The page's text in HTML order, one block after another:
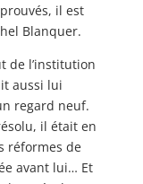
il est
Blanquer.
de l’institution
aussi lui
regard neuf.
il était en
réformes de
avant lui… Et